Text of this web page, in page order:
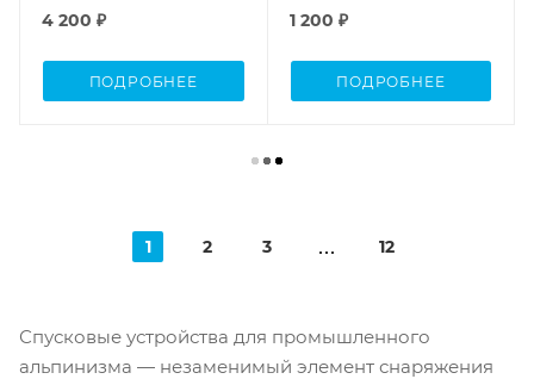
4 200 ₽
ПОДРОБНЕЕ
1 200 ₽
ПОДРОБНЕЕ
1 2 3 12
Спусковые устройства для промышленного
альпинизма — незаменимый элемент снаряжения